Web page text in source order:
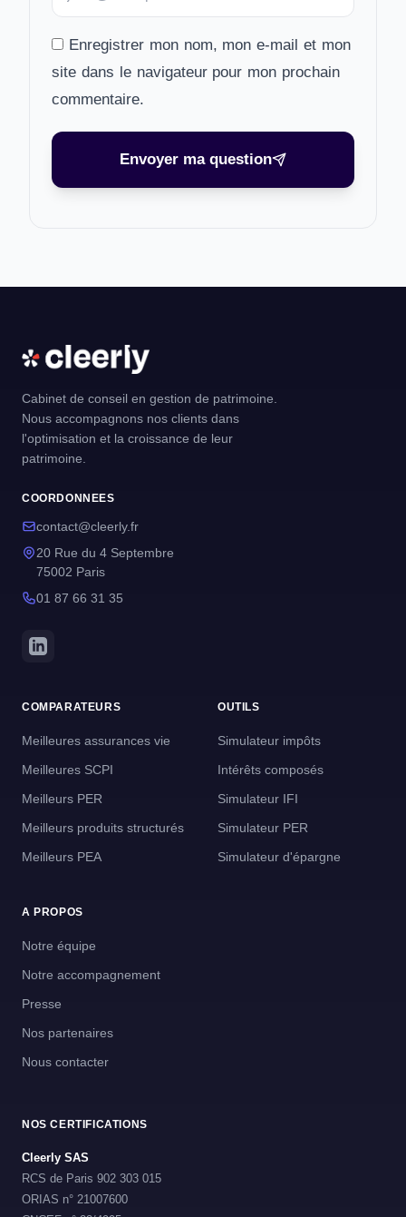
Enregistrer mon nom, mon e-mail et mon
site dans le navigateur pour mon prochain
commentaire.
Envoyer ma question
Cabinet de conseil en gestion de patrimoine.
Nous accompagnons nos clients dans
l'optimisation et la croissance de leur
patrimoine.
COORDONNEES
contact@cleerly.fr
20 Rue du 4 Septembre
75002 Paris
01 87 66 31 35
COMPARATEURS
Meilleures assurances vie
Meilleures SCPI
Meilleurs PER
Meilleurs produits structurés
Meilleurs PEA
OUTILS
Simulateur impôts
Intérêts composés
Simulateur IFI
Simulateur PER
Simulateur d'épargne
A PROPOS
Notre équipe
Notre accompagnement
Presse
Nos partenaires
Nous contacter
NOS CERTIFICATIONS
Cleerly SAS
RCS de Paris 902 303 015
ORIAS n° 21007600